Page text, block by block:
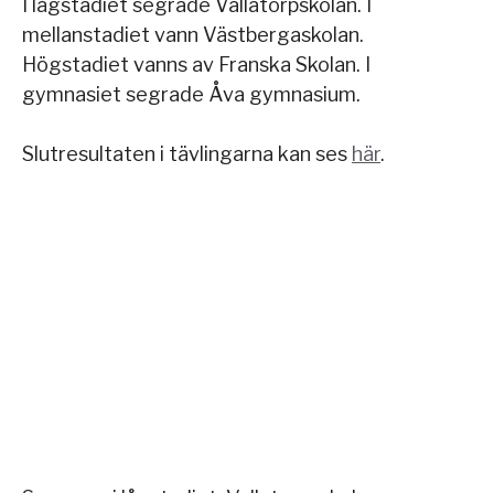
I lågstadiet segrade Vallatorpskolan. I
mellanstadiet vann Västbergaskolan.
Högstadiet vanns av Franska Skolan. I
gymnasiet segrade Åva gymnasium.
Slutresultaten i tävlingarna kan ses här.